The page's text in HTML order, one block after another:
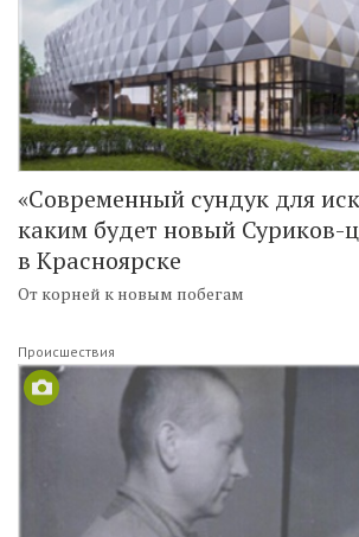
«Современный сундук для
каким будет новый Суриков-
в Красноярске
От корней к новым побегам
Происшествия